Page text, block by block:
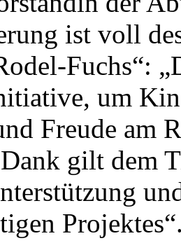
ist voll
Fuchs“:
um
Freude am
gilt dem